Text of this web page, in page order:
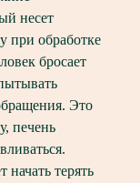
несет
при обработке
бросает
Это
печень
терять